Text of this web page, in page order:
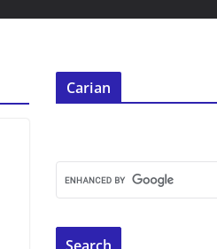
Carian